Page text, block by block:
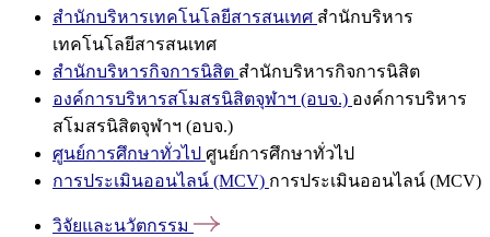
สำนักบริหารเทคโนโลยีสารสนเทศ สำนักบริหาร
เทคโนโลยีสารสนเทศ
สำนักบริหารกิจการนิสิต สำนักบริหารกิจการนิสิต
องค์การบริหารสโมสรนิสิตจุฬาฯ (อบจ.) องค์การบริหาร
สโมสรนิสิตจุฬาฯ (อบจ.)
ศูนย์การศึกษาทั่วไป ศูนย์การศึกษาทั่วไป
การประเมินออนไลน์ (MCV) การประเมินออนไลน์ (MCV)
วิจัยและนวัตกรรม